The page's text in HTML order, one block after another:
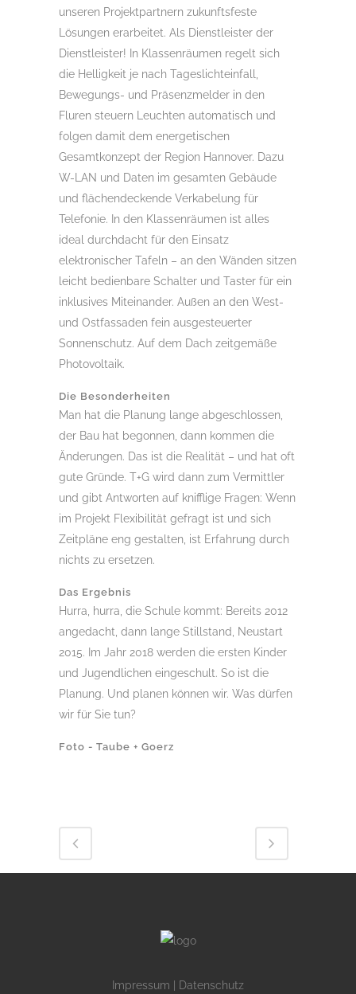
unseren Projektpartnern zukunftsfeste
Lösungen erarbeitet. Als Dienstleister der
Dienstleister! In Klassenräumen regelt sich
die Helligkeit je nach Tageslichteinfall,
Bewegungs- und Präsenzmelder in den
Fluren steuern Leuchten automatisch und
folgen damit dem energetischen
Gesamtkonzept der Region Hannover. Dazu
W-LAN und Daten im gesamten Gebäude
und flächendeckende Verkabelung für
Telefonie. In den Klassenräumen ist alles
ideal durchdacht für den Einsatz
elektronischer Tafeln – an den Wänden sitzen
leicht bedienbare Schalter und Taster für ein
inklusives Miteinander. Außen an den West-
und Ostfassaden fein ausgesteuerter
Sonnenschutz. Auf dem Dach zeitgemäße
Photovoltaik.
Die Besonderheiten
Man hat die Planung lange abgeschlossen,
der Bau hat begonnen, dann kommen die
Änderungen. Das ist die Realität – und hat oft
gute Gründe. T+G wird dann zum Vermittler
und gibt Antworten auf knifflige Fragen: Wenn
im Projekt Flexibilität gefragt ist und sich
Zeitpläne eng gestalten, ist Erfahrung durch
nichts zu ersetzen.
Das Ergebnis
Hurra, hurra, die Schule kommt: Bereits 2012
angedacht, dann lange Stillstand, Neustart
2015. Im Jahr 2018 werden die ersten Kinder
und Jugendlichen eingeschult. So ist die
Planung. Und planen können wir. Was dürfen
wir für Sie tun?
Foto - Taube + Goerz
Impressum Datenschutz